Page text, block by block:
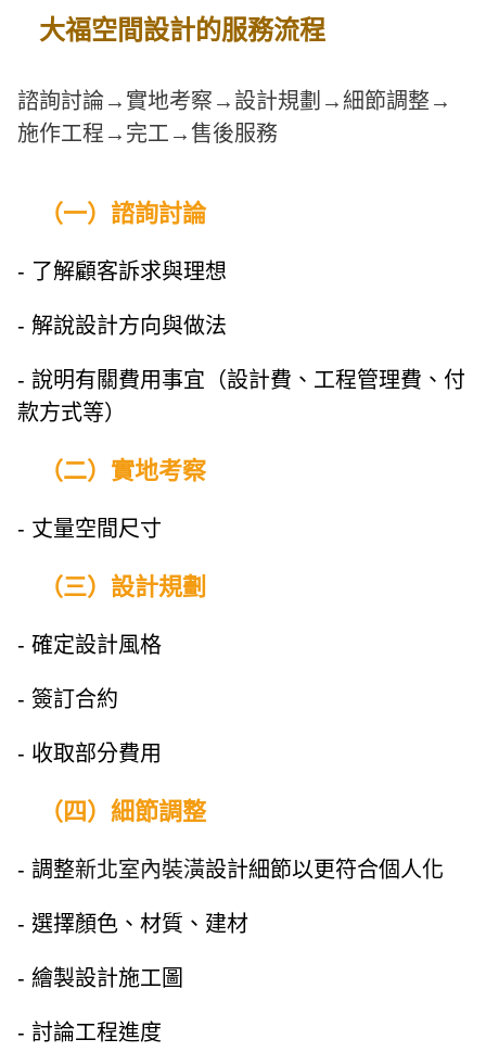
大福空間設計的服務流程
諮詢討論→實地考察→設計規劃→細節調整→
施作工程→完工→售後服務
（一）諮詢討論
- 了解顧客訴求與理想
- 解說設計方向與做法
- 說明有關費用事宜（設計費、工程管理費、付
款方式等）
（二）實地考察
- 丈量空間尺寸
（三）設計規劃
- 確定設計風格
- 簽訂合約
- 收取部分費用
（四）細節調整
- 調整新北室內裝潢設計細節以更符合個人化
- 選擇顏色、材質、建材
- 繪製設計施工圖
- 討論工程進度